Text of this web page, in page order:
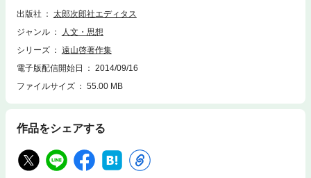
出版社
太郎次郎社エディタス
ジャンル
人文・思想
シリーズ
遠山啓著作集
電子版配信開始日
2014/09/16
ファイルサイズ
55.00 MB
作品をシェアする